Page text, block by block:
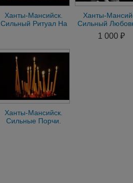
Ханты-Мансийск.
Сильный Ритуал На
Ханты-
Сильный
Приворот на
Мужчину на
1 000 ₽
Ханты-Мансийск.
Сильные Порчи.